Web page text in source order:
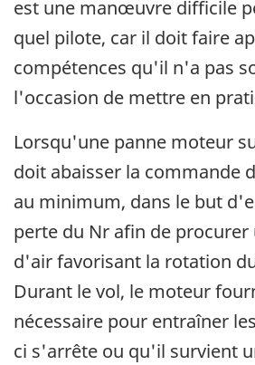
est une manœuvre difficile
quel pilote, car il doit faire
compétences qu'il n'a pas
l'occasion de mettre en
Lorsqu'une panne moteur
doit abaisser la commande
au minimum, dans le but
perte du Nr afin de
d'air favorisant la rotation
Durant le vol, le moteur
nécessaire pour entraîner
ci s'arrête ou qu'il survient